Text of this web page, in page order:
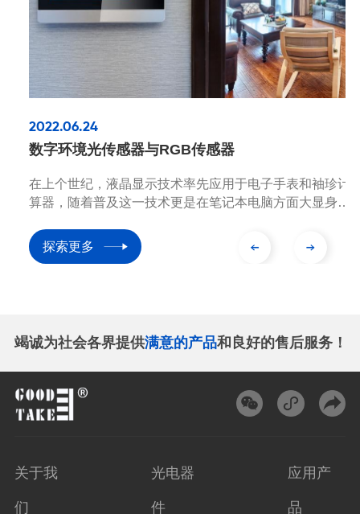
手表和袖珍计
脑方面大显身
。另外，PC
消费性产品，
接近传感器与反射式感应开关
当今世界，科学技术与经济发展变化日
力、雄心勃勃的企业家正带领着对美好
地感受到高科技给我们生活带来的体验
处在信息时代的今天，经济社会各领域
竭诚为社会各界提供满意的产品和良好的售后服务！
关于我
们
光电器
件
应用产
品